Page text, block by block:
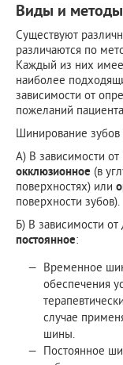
Виды и
Существуют
различаются по
Каждый из них
наиболее
зависимости от
пожеланий
Шинирование
А) В зависимости
окклюзионное (в
поверхностях) или
поверхности зубов).
Б) В зависимости
постоянное:
Временное
обеспечения
случае
шины.
Постоянное